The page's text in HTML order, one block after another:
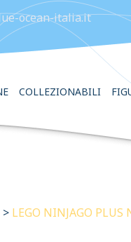
ocean-italia.it
COLLEZIONABILI
> LEGO NINJAGO PLUS